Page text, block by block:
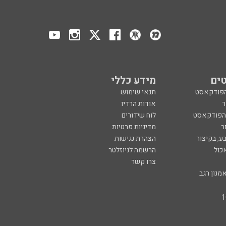
מידע כללי
תנאי שימוש
אודות הרדיו
הפודקאסט
לוח שידורים
מדיניות פרטיות
בקיצור
הצהרת נגישות
הרשמה לניוזלטר
צרו קשר
רגב